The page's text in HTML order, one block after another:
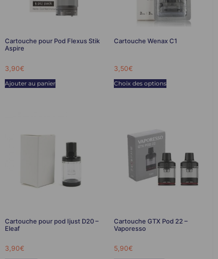
Cartouche pour Pod Flexus Stik
Aspire
3,90€
Ajouter au panier
Cartouche Wenax C1
3,50€
Choix des options
Cartouche pour pod Ijust D20 –
Eleaf
3,90€
Cartouche GTX Pod 22 –
Vaporesso
5,90€